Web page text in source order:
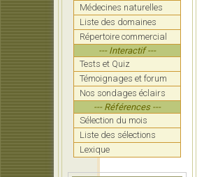
Médecines naturelles
Liste des domaines
Répertoire commercial
--- Interactif ---
Tests et Quiz
Témoignages et forum
Nos sondages éclairs
--- Références ---
Sélection du mois
Liste des sélections
Lexique